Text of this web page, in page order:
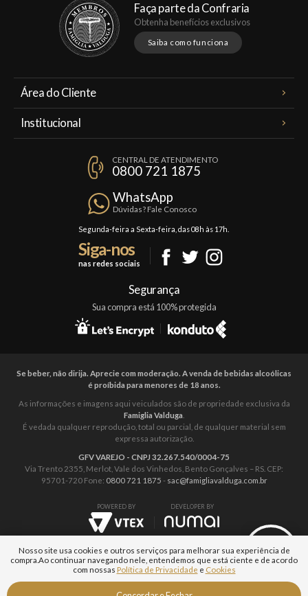
Faça parte da Confraria
Obtenha benefícios exclusivos
Saiba como funciona
Área do Cliente
Meus Pedidos
Institucional
A Famiglia Valduga
Política de Privacidade
Trocas e Devoluções
Formas de Pagamento
CENTRAL DE ATENDIMENTO
0800 721 1875
WhatsApp
Dúvidas? Fale Conosco
Segunda-feira a Sexta-feira, das 08h às 17h.
Siga-nos
nas redes sociais
Segurança
Sua compra está 100% protegida
Se beber, não dirija. Aprecie com moderação. A venda de bebidas alcoólicas
é proíbida para menores de 18 anos.
As informações e imagens aqui veiculados são de propriedade exclusiva da
Famiglia Valduga
É vedada qualquer reprodução, total ou parcial, de qualquer material sem
expressa autorização.
GFV VAREJO - CNPJ 32.267.540/0004-75
Via Trento 2355, Merlot, Vale dos Vinhedos, Bento Gonçalves – RS. CEP:
95701-720 Fone: 0800 721 1875 - sac@famigliavalduga.com.br
POWERED BY DEVELOPER BY
Nosso site usa cookies e outros serviços para melhorar sua experiência de
compra. Ao continuar navegando nele, entendemos que está ciente e de acordo
com nossas Política de Privacidade e Cookies